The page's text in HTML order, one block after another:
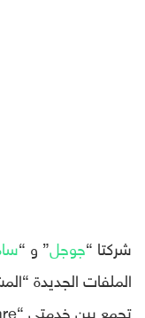
شركتا “جوجل” و “